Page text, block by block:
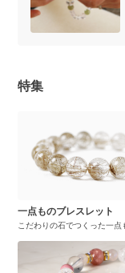
特集
一点ものブレスレット
こだわりの石でつくった一点